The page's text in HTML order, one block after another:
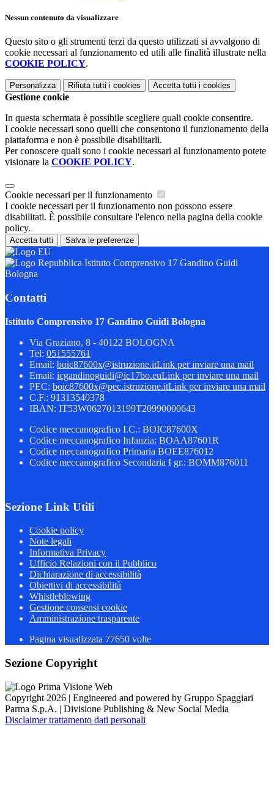
Nessun contenuto da visualizzare
Questo sito o gli strumenti terzi da questo utilizzati si avvalgono di
cookie necessari al funzionamento ed utili alle finalità illustrate nella
COOKIE POLICY.
Personalizza Rifiuta tutti i cookies Accetta tutti i cookies
Gestione cookie
In questa schermata è possibile scegliere quali cookie consentire.
I cookie necessari sono quelli che consentono il funzionamento della
piattaforma e non è possibile disabilitarli.
Per conoscere quali sono i cookie necessari al funzionamento potete
visionare la COOKIE POLICY.
Cookie necessari per il funzionamento
I cookie necessari per il funzionamento non possono essere
disabilitati. È possibile consultare l'elenco nella pagina della cookie
policy.
Accetta tutti Salva le preferenze
Istituto Comprensivo 17 Gandino Guidi
Bologna
Contatti
Istituto Comprensivo 17 Gandino Guidi Bologna
Via Graziano, 8 - 40122 BOLOGNA
Tel: 051555761
Email: boic87600x@istruzione.itLink per inviare una mail
Email: icgandinoguidi@ic17bo.euLink per inviare una mail
PEC: boic87600x@pec.istruzione.itLink per inviare una mail
C.F.: 91313540378
IBAN: IT53W0627013199T20990000643
Codice meccanografico I.C.: BOIC87600X
Codice meccanografico Infanzia: BOAA87601R
Codice meccanografico Primaria BOEE876012
Codice meccanografico Secondaria I gr.: BOMM876011
Sezione Link Utili
Cookie policy
Note legali
Informativa Privacy
Ufficio Relazioni con il Pubblico
Dichiarazione di accessibilità
Obiettivi di accessibilità
Whistleblowing
Gestione consensi cookie
Amministrazione trasparente
Pagina visualizzata 77650 volte
Sezione Copyright
Copyright 2026 | Engineered and powered by Gruppo Spaggiari
Parma S.p.A. | Divisione Publishing & New Social Media
Disclaimer trattamento dati personali